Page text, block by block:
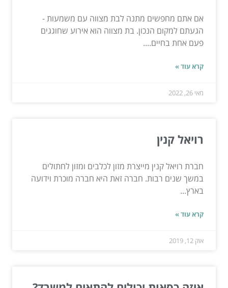
אם אתם מחפשים מתנה לבת מצווה עם משמעות -
הגעתם למקום הנכון. בת מצווה הוא אירוע שחוגגים
פעם אחת בחיים....
קרא עוד »
מאי 26, 2022
רויאל קנין
חברת רויאל קנין מייצרת מזון לכלבים ומזון לחתולים
במשך שנים רבות. חברה זאת היא חברה מוכרת וידועה
בארץ...
קרא עוד »
אוק 12, 2019